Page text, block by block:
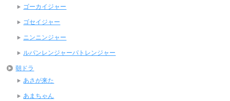
ゴーカイジャー
ゴセイジャー
ニンニンジャー
ルパンレンジャーパトレンジャー
朝ドラ
あさが来た
あまちゃん